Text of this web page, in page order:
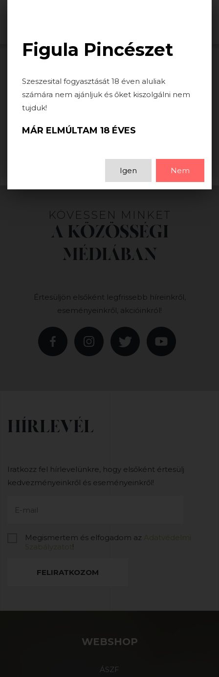
TERMS
KÖVESSEN MINKET
A KÖZÖSSÉGI
MÉDIÁBAN
Értesüljön elsőként legfrissebb híreinkről,
eseményeinkről, akcióinkról!
HÍRLEVÉL
Iratkozz fel hírlevelünkre, hogy elsőként értesülj
kedvezményeinkről és eseményeinkről!
Megismertem és elfogadom az Adatvédelmi
Szabályzatot !
FELIRATKOZOM
WEBSHOP
ÁSZF
Figula Pincészet
Szeszesital fogyasztását 18 éven aluliak
számára nem ajánljuk és őket kiszolgálni nem
tujduk!
MÁR ELMÚLTAM 18 ÉVES
Igen Nem